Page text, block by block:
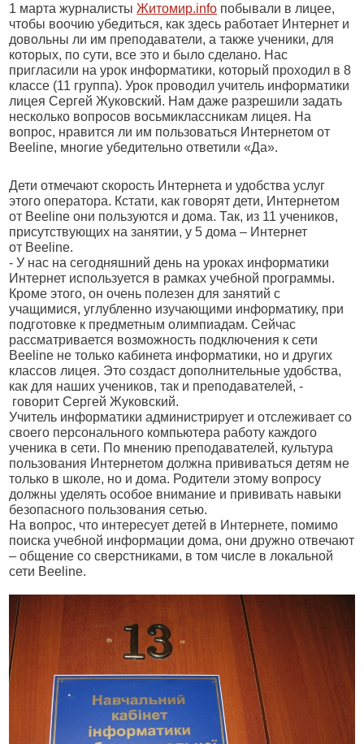
1 марта журналистыЖитомир.info побывали в лицее,
чтобы воочию убедиться, как здесь работает Интернет и
довольны ли им преподаватели, а также ученики, для
которых, по сути, все это и было сделано. Нас
пригласили на урок информатики, который проходил в 8
классе (11 группа). Урок проводил учитель информатики
лицея Сергей Жуковский. Нам даже разрешили задать
несколько вопросов восьмиклассникам лицея. На
вопрос, нравится ли им пользоваться Интернетом от
Beeline, многие убедительно ответили «Да».
Дети отмечают скорость Интернета и удобства услуг
этого оператора. Кстати, как говорят дети, Интернетом
от Beeline они пользуются и дома. Так, из 11 учеников,
присутствующих на занятии, у 5 дома – Интернет
от Beeline.
- У нас на сегодняшний день на уроках информатики
Интернет используется в рамках учебной программы.
Кроме этого, он очень полезен для занятий с
учащимися, углубленно изучающими информатику, при
подготовке к предметным олимпиадам. Сейчас
рассматривается возможность подключения к сети
Beeline не только кабинета информатики, но и других
классов лицея. Это создаст дополнительные удобства,
как для наших учеников, так и преподавателей, -
говорит Сергей Жуковский.
Учитель информатики администрирует и отслеживает со
своего персонального компьютера работу каждого
ученика в сети. По мнению преподавателей, культура
пользования Интернетом должна прививаться детям не
только в школе, но и дома. Родители этому вопросу
должны уделять особое внимание и прививать навыки
безопасного пользования сетью.
На вопрос, что интересует детей в Интернете, помимо
поиска учебной информации дома, они дружно отвечают
– общение со сверстниками, в том числе в локальной
сети Beeline.